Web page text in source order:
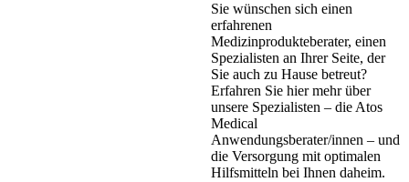
Sie wünschen sich einen
erfahrenen
Medizinprodukteberater, einen
Spezialisten an Ihrer Seite, der
Sie auch zu Hause betreut?
Erfahren Sie hier mehr über
unsere Spezialisten – die Atos
Medical
Anwendungsberater/innen – und
die Versorgung mit optimalen
Hilfsmitteln bei Ihnen daheim.